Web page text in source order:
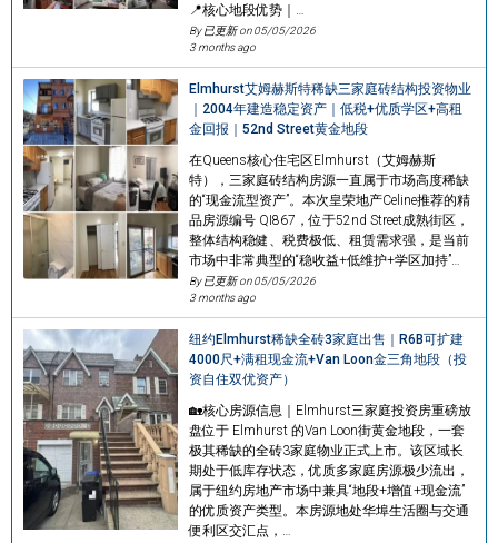
📍核心地段优势｜…
By 已更新 on05/05/2026
3 months ago
Elmhurst艾姆赫斯特稀缺三家庭砖结构投资物业
｜2004年建造稳定资产｜低税+优质学区+高租
金回报｜52nd Street黄金地段
在Queens核心住宅区Elmhurst（艾姆赫斯
特），三家庭砖结构房源一直属于市场高度稀缺
的“现金流型资产”。本次皇荣地产Celine推荐的精
品房源编号 QI867，位于52nd Street成熟街区，
整体结构稳健、税费极低、租赁需求强，是当前
市场中非常典型的“稳收益+低维护+学区加持”…
By 已更新 on05/05/2026
3 months ago
纽约Elmhurst稀缺全砖3家庭出售｜R6B可扩建
4000尺+满租现金流+Van Loon金三角地段（投
资自住双优资产）
🏡核心房源信息｜Elmhurst三家庭投资房重磅放
盘位于 Elmhurst 的Van Loon街黄金地段，一套
极其稀缺的全砖3家庭物业正式上市。该区域长
期处于低库存状态，优质多家庭房源极少流出，
属于纽约房地产市场中兼具“地段+增值+现金流”
的优质资产类型。本房源地处华埠生活圈与交通
便利区交汇点，…